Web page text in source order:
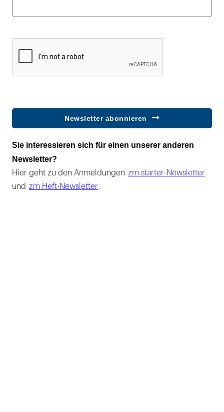
Newsletter abonnieren
Sie interessieren sich für einen unserer anderen
Newsletter?
Hier geht zu den Anmeldungen zm starter-Newsletter
und zm Heft-Newsletter .